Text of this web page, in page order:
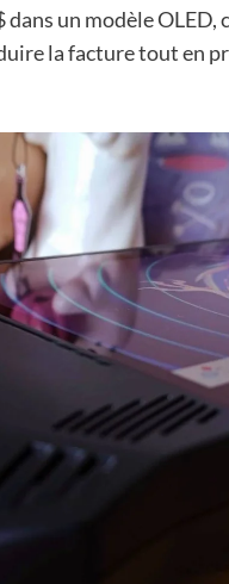
un modèle
la facture tout en